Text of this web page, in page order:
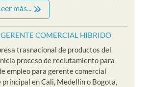
más...
COMERCIAL HIBRIDO
trasnacional de productos del
proceso de reclutamiento para
empleo para gerente comercial
principal en Cali, Medellin o Bogota,